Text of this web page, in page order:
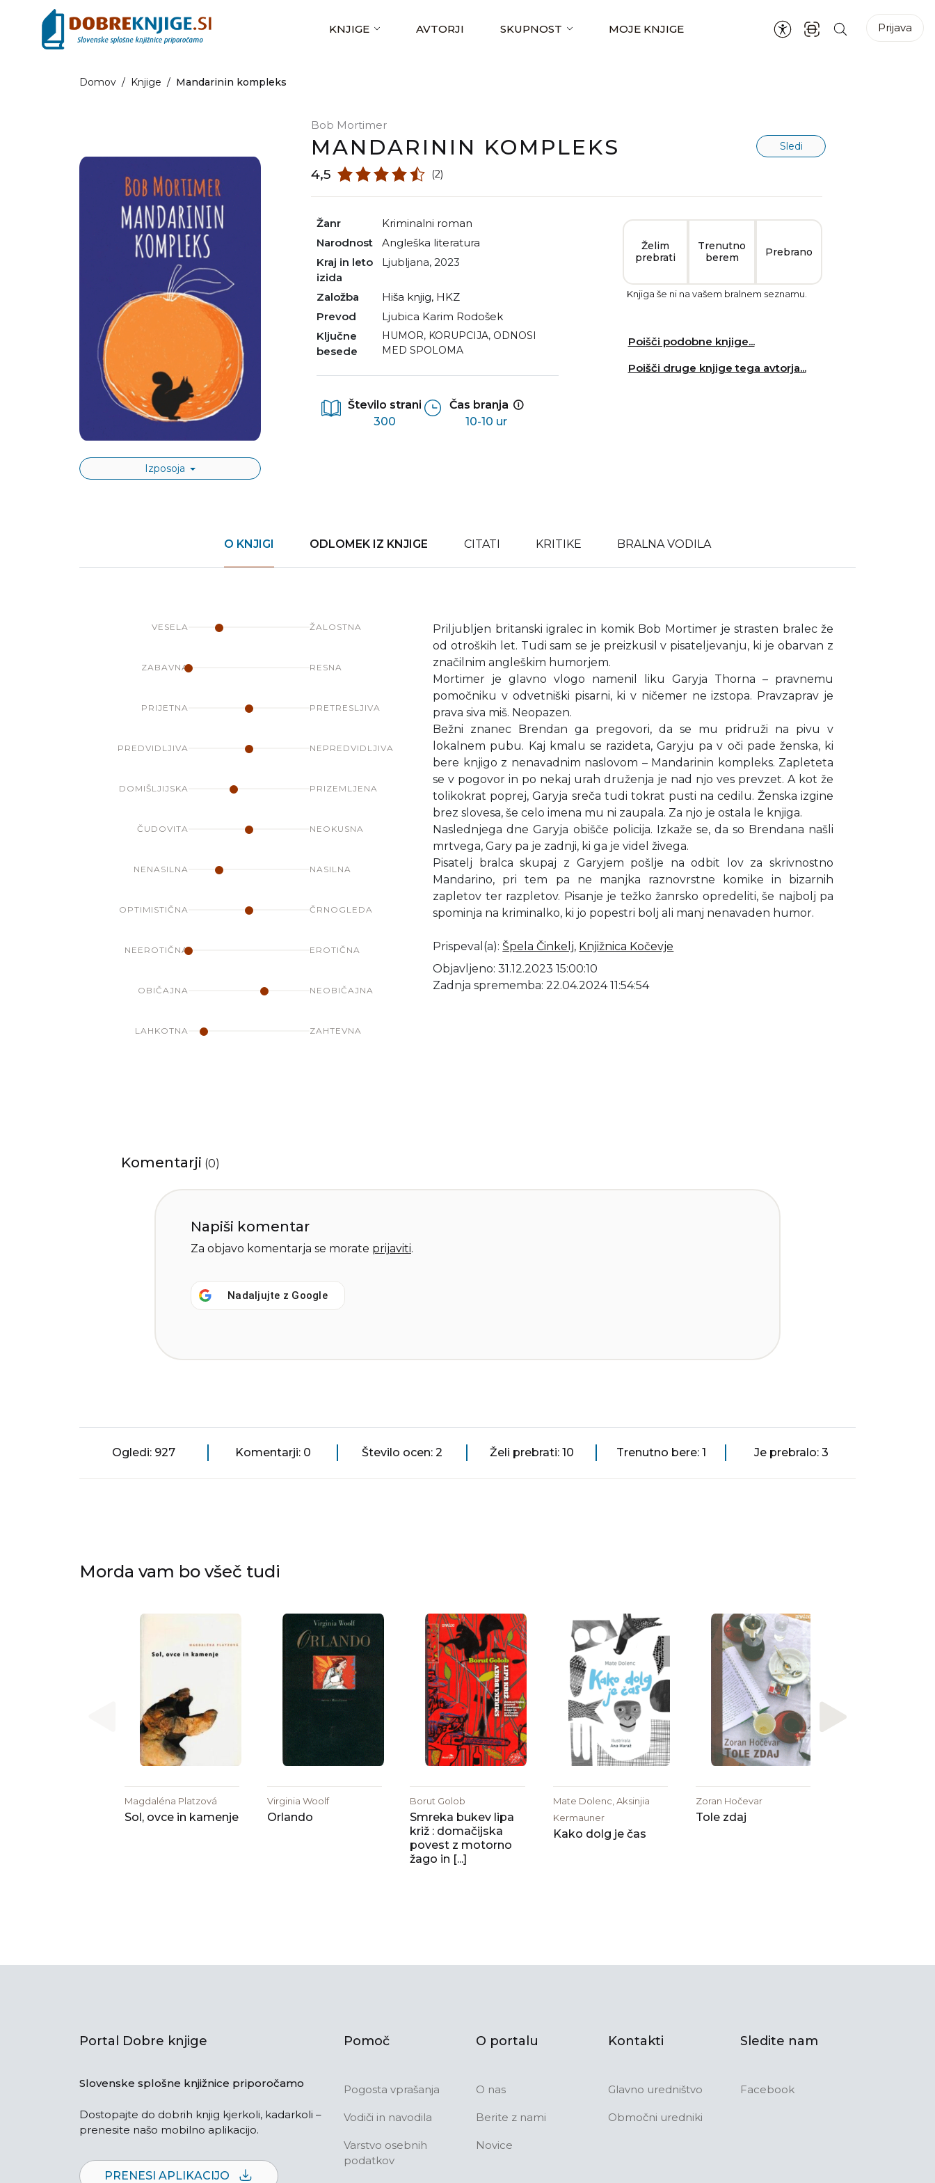
KNJIGE AVTORJI SKUPNOST MOJE KNJIGE Prijava
Domov / Knjige / Mandarinin kompleks
Izposoja
Bob Mortimer
MANDARININ KOMPLEKS Sledi
4,5 (2)
Žanr
kriminalni roman
Narodnost
angleška literatura
Kraj in leto
izida
Ljubljana, 2023
Založba
Hiša knjig, HKZ
Prevod
Ljubica Karim Rodošek
Ključne
besede
HUMOR, KORUPCIJA, ODNOSI
MED SPOLOMA
Število strani
300
Čas branja
10-10 ur
Želim
prebrati
Trenutno
berem
Prebrano
Knjiga še ni na vašem bralnem seznamu.
Poišči podobne knjige...
Poišči druge knjige tega avtorja...
O KNJIGI ODLOMEK IZ KNJIGE CITATI KRITIKE BRALNA VODILA
VESELA ŽALOSTNA
ZABAVNA RESNA
PRIJETNA PRETRESLJIVA
PREDVIDLJIVA NEPREDVIDLJIVA
DOMIŠLJIJSKA PRIZEMLJENA
ČUDOVITA NEOKUSNA
NENASILNA NASILNA
OPTIMISTIČNA ČRNOGLEDA
NEEROTIČNA EROTIČNA
OBIČAJNA NEOBIČAJNA
LAHKOTNA ZAHTEVNA
Priljubljen britanski igralec in komik Bob Mortimer je strasten bralec že
od otroških let. Tudi sam se je preizkusil v pisateljevanju, ki je obarvan z
značilnim angleškim humorjem.
Mortimer je glavno vlogo namenil liku Garyja Thorna – pravnemu
pomočniku v odvetniški pisarni, ki v ničemer ne izstopa. Pravzaprav je
prava siva miš. Neopazen.
Bežni znanec Brendan ga pregovori, da se mu pridruži na pivu v
lokalnem pubu. Kaj kmalu se razideta, Garyju pa v oči pade ženska, ki
bere knjigo z nenavadnim naslovom – Mandarinin kompleks. Zapleteta
se v pogovor in po nekaj urah druženja je nad njo ves prevzet. A kot že
tolikokrat poprej, Garyja sreča tudi tokrat pusti na cedilu. Ženska izgine
brez slovesa, še celo imena mu ni zaupala. Za njo je ostala le knjiga.
Naslednjega dne Garyja obišče policija. Izkaže se, da so Brendana našli
mrtvega, Gary pa je zadnji, ki ga je videl živega.
Pisatelj bralca skupaj z Garyjem pošlje na odbit lov za skrivnostno
Mandarino, pri tem pa ne manjka raznovrstne komike in bizarnih
zapletov ter razpletov. Pisanje je težko žanrsko opredeliti, še najbolj pa
spominja na kriminalko, ki jo popestri bolj ali manj nenavaden humor.
Prispeval(a): Špela Činkelj, Knjižnica Kočevje
Objavljeno: 31.12.2023 15:00:10
Zadnja sprememba: 22.04.2024 11:54:54
Komentarji (0)
Napiši komentar
Za objavo komentarja se morate prijaviti.
Nadaljujte z Google
Ogledi: 927 Komentarji: 0 Število ocen: 2 Želi prebrati: 10 Trenutno bere: 1 Je prebralo: 3
Morda vam bo všeč tudi
Magdaléna Platzová
Sol, ovce in kamenje
Virginia Woolf
Orlando
Borut Golob
Smreka bukev lipa
križ : domačijska
povest z motorno
žago in [...]
Mate Dolenc, Aksinjia
Kermauner
Kako dolg je čas
Zoran Hočevar
Tole zdaj
Portal Dobre knjige
Slovenske splošne knjižnice priporočamo
Dostopajte do dobrih knjig kjerkoli, kadarkoli –
prenesite našo mobilno aplikacijo.
PRENESI APLIKACIJO
Pomoč
Pogosta vprašanja
Vodiči in navodila
Varstvo osebnih
podatkov
O portalu
O nas
Berite z nami
Novice
Kontakti
Glavno uredništvo
Območni uredniki
Sledite nam
Facebook